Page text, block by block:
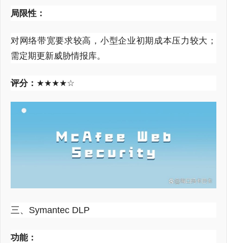
局限性：
对网络带宽要求较高，小型企业初期成本压力较大；
需定期更新威胁情报库。
评分： ★★★★☆
三、Symantec DLP
功能：